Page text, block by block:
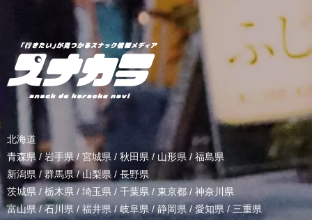
北海道
青森県 / 岩手県/ 宮城県 / 秋田県 / 山形県/ 福島県
新潟県 /群馬県/山梨県 / 長野県
茨城県 / 栃木県 / 埼玉県 / 千葉県 / 東京都 / 神奈川県
富山県 /石川県/福井県/岐阜県 / 静岡県 / 愛知県 / 三重県